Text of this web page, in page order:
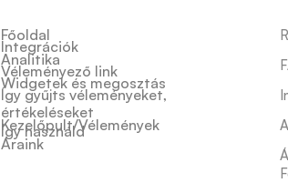
Főoldal
Integrációk
Analitika
Véleményező link
Widgetek és megosztás
Így gyűjts véleményeket,
értékeléseket
Kezelőpult/Vélemények
Így használd
Áraink